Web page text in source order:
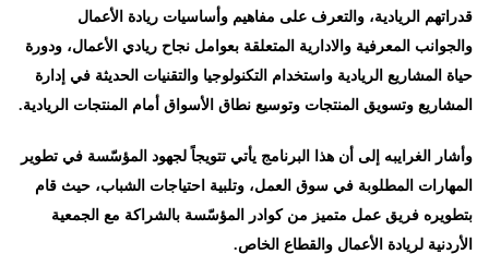
قدراتهم الريادية، والتعرف على مفاهيم وأساسيات ريادة الأعمال
والجوانب المعرفية والادارية المتعلقة بعوامل نجاح ريادي الأعمال، ودورة
حياة المشاريع الريادية واستخدام التكنولوجيا والتقنيات الحديثة في إدارة
المشاريع وتسويق المنتجات وتوسيع نطاق الأسواق أمام المنتجات الريادية.
وأشار الغرايبه إلى أن هذا البرنامج يأتي تتويجاً لجهود المؤسّسة في تطوير
المهارات المطلوبة في سوق العمل، وتلبية احتياجات الشباب، حيث قام
بتطويره فريق عمل متميز من كوادر المؤسّسة بالشراكة مع الجمعية
الأردنية لريادة الأعمال والقطاع الخاص.